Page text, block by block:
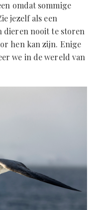
omdat sommige
jezelf als een
dieren nooit te storen
hen kan zijn. Enige
we in de wereld van